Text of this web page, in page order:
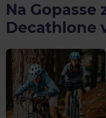
Na Gopasse
Decathlone